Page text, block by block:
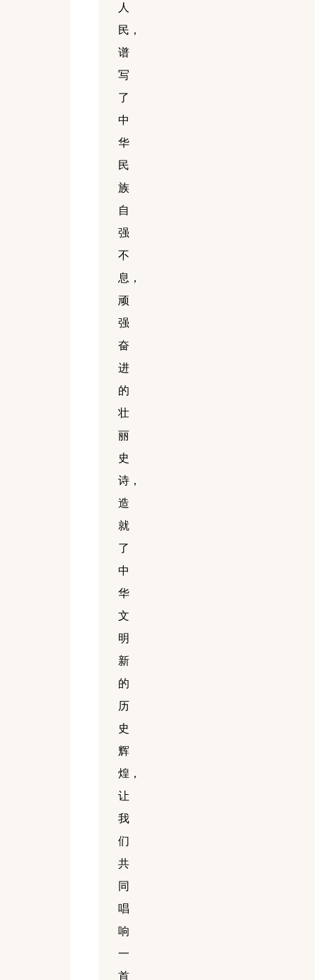
人
民，
谱
写
了
中
华
民
族
自
强
不
息，
顽
强
奋
进
的
壮
丽
史
诗，
造
就
了
中
华
文
明
新
的
历
史
辉
煌，
让
我
们
共
同
唱
响
一
首